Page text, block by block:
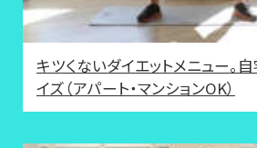
キツくないダイエットメニュー。
イズ（アパート・マンションOK）